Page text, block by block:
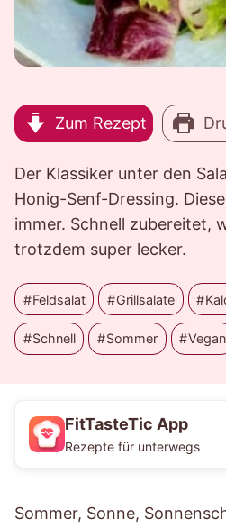
Zum Rezept
Der Klassiker unter den
Honig-Senf-Dressing.
immer. Schnell zubereitet,
trotzdem super lecker.
Feldsalat Grillsalate
Schnell Sommer Vegan
FitTasteTic App
Rezepte für unterwegs
Sommer, Sonne,